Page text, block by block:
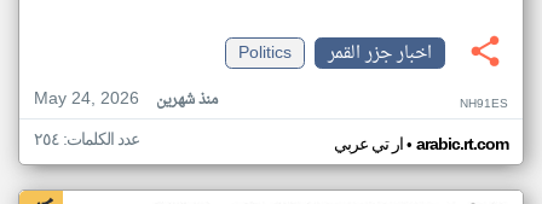
اخبار جزر القمر
Politics
May 24, 2026
منذ شهرين NH91ES
ار تي عربي• arabic.rt.com عدد الكلمات: ٢٥٤